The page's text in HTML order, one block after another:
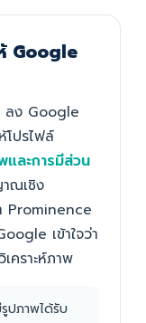
Google
ลง Google
โปรไฟล์
ละการมีส่วน
ณเชิง
Prominence
เข้าใจว่า
คราะห์ภาพ
ปภาพได้รับ